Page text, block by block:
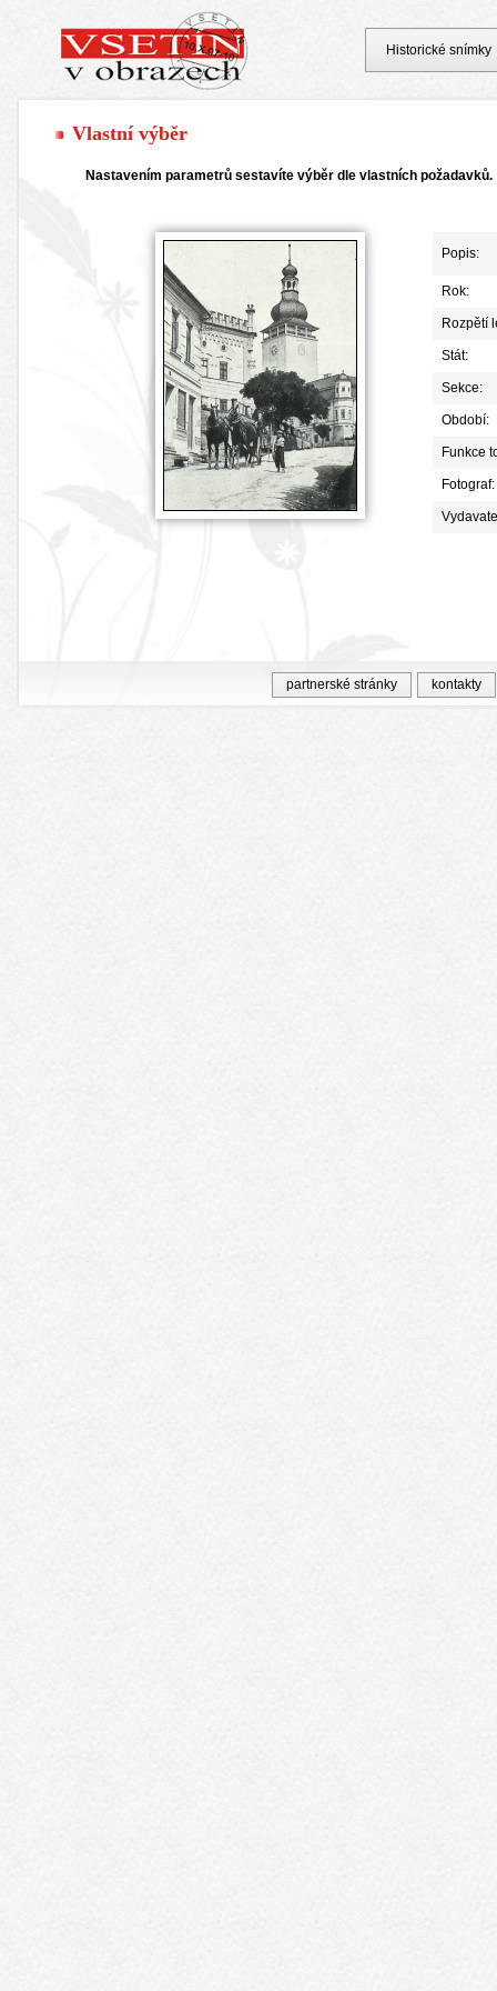
Vlastní výběr
Nastavením parametrů sestavíte výběr dle vlastních požadavků.
Popis:
Rok:
Rozpětí
Stát:
Sekce:
Období:
Funkce
Fotograf:
Historické snímky
partnerské stránky kontakty